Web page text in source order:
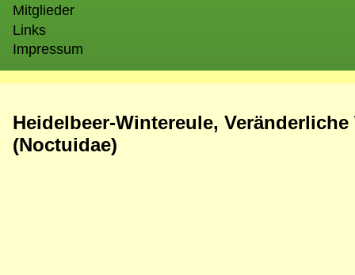
Mitglieder
Links
Impressum
Heidelbeer-Wintereule,
(Noctuidae)